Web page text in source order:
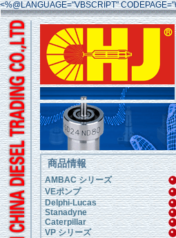
<%@LANGUAGE="VBSCRIPT"
商品情報
AMBAC シリーズ
VEポンプ
Delphi-Lucas
Stanadyne
Caterpillar
VP シリーズ